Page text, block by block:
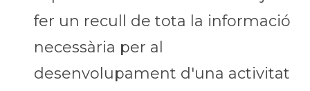
fer un recull de tota la informació
necessària per al
desenvolupament d'una activitat